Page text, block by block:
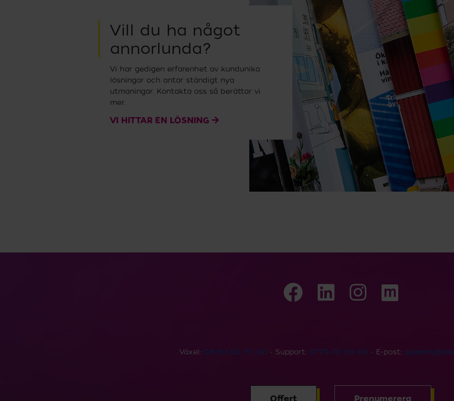
Vill du ha något
annorlunda?
Vi har gedigen erfarenhet av kundunika
lösningar och antar ständigt nya
utmaningar. Kontakta oss så berättar vi
mer.
VI HITTAR EN LÖSNING
Växel: 08-50 60 70 00 • Support: 0775-70 50 00 • E-post:
Offert Prenumerera